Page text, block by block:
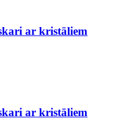
ar kristāliem
ar kristāliem